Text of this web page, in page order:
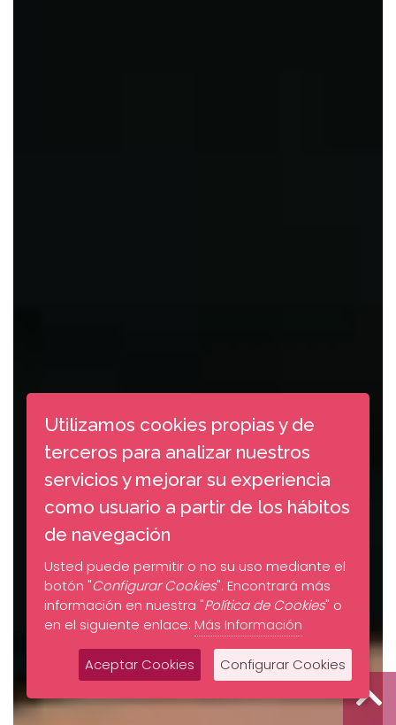
Utilizamos cookies propias y de
terceros para analizar nuestros
servicios y mejorar su experiencia
como usuario a partir de los hábitos
de navegación
Usted puede permitir o no su uso mediante el
botón "Configurar Cookies". Encontrará más
información en nuestra "Política de Cookies" o
en el siguiente enlace: Más Información
Aceptar Cookies Configurar Cookies